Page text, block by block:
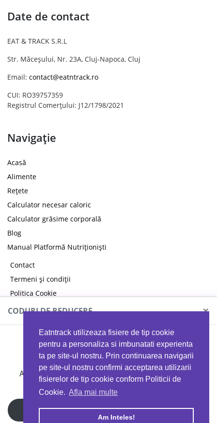
Eatntrack utilizeaza fisiere de tip cookie
pentru a personaliza si imbunatati experienta
ta pe site-ul nostru. Prin continuarea navigarii
pe site-ul nostru confirmi acceptarea utilizarii
fisierelor de tip cookie conform Politicii de
Cookie. Afla mai multe
Am Inteles!
Date de contact
EAT & TRACK S.R.L
Str. Măceșului, Nr. 23A, Cluj-Napoca, Cluj
Email: contact@eatntrack.ro
CUI: RO39757359
Registrul Comerțului: J12/1798/2021
Navigație
Acasă
Alimente
Rețete
Calculator necesar caloric
Calculator grăsime corporală
Blog
Manual Platformă Nutriționiști
Contact
Termeni și condiții
Politica Cookie
Politica de confidențialitate
CODURI DE REDUCERE ×
MYPROTEIN
Ai 40%reducere la orice comandă folosind codul
EATTRACK
Profită acum